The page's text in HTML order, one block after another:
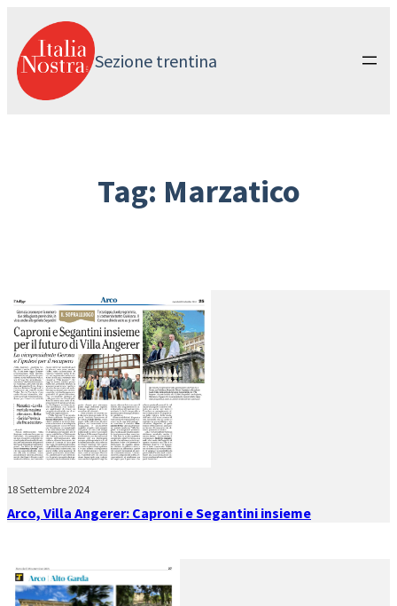
contenuto
Sezione trentina
Tag: Marzatico
18 Settembre 2024
Arco, Villa Angerer: Caproni e Segantini insieme